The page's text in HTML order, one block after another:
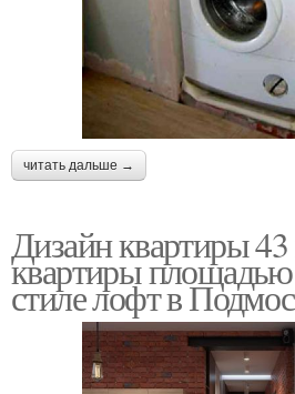
читать дальше →
Дизайн квартиры
квартиры
стиле лофт в